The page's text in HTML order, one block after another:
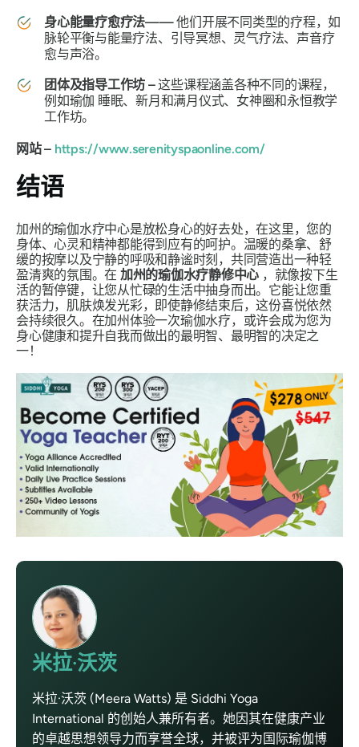
身心能量疗愈疗法——他们开展不同类型的疗程，如
脉轮平衡与能量疗法、引导冥想、灵气疗法、声音疗
愈与声浴。
团体及指导工作坊 –这些课程涵盖各种不同的课程，
例如瑜伽 睡眠、新月和满月仪式、女神圈和永恒教学
工作坊。
网站 – https://www.serenityspaonline.com/
结语
加州的瑜伽水疗中心是放松身心的好去处，在这里，您的
身体、心灵和精神都能得到应有的呵护。温暖的桑拿、舒
缓的按摩以及宁静的呼吸和静谧时刻，共同营造出一种轻
盈清爽的氛围。在 加州的瑜伽水疗静修中心 ，就像按下生
活的暂停键，让您从忙碌的生活中抽身而出。它能让您重
获活力，肌肤焕发光彩，即使静修结束后，这份喜悦依然
会持续很久。在加州体验一次瑜伽水疗，或许会成为您为
身心健康和提升自我而做出的最明智、最明智的决定之
一！
米拉·沃茨
米拉·沃茨 (Meera Watts) 是 Siddhi Yoga
International 的创始人兼所有者。她因其在健康产业
的卓越思想领导力而享誉全球，并被评为国际瑜伽博